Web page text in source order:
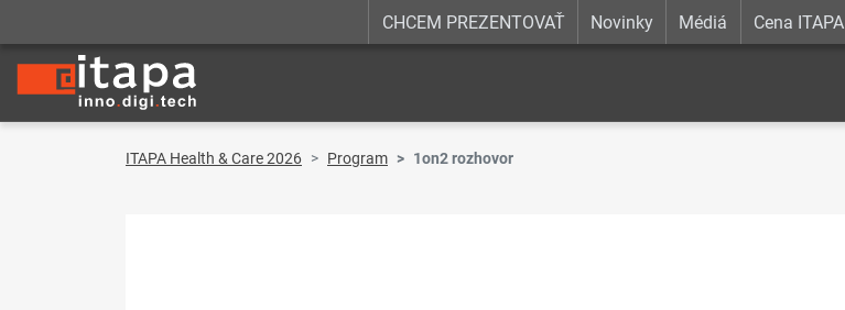
CHCEM PREZENTOVAŤ Novinky Médiá Cena ITAPA
ITAPA Health & Care 2026 Program 1on2 rozhovor